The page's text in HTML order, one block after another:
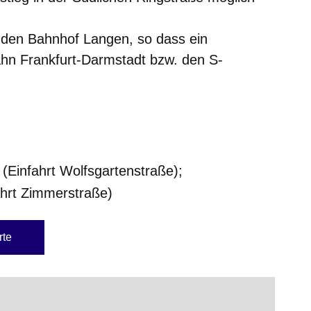
Bahnhof Langen, so dass ein
Frankfurt-Darmstadt bzw. den S-
Wolfsgartenstraße);
Zimmerstraße)